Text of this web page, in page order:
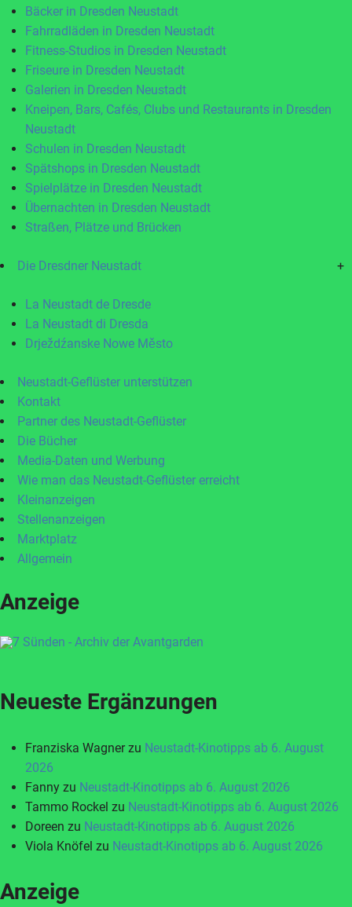
Bäcker in Dresden Neustadt
Fahrradläden in Dresden Neustadt
Fitness-Studios in Dresden Neustadt
Friseure in Dresden Neustadt
Galerien in Dresden Neustadt
Kneipen, Bars, Cafés, Clubs und Restaurants in Dresden
Neustadt
Schulen in Dresden Neustadt
Spätshops in Dresden Neustadt
Spielplätze in Dresden Neustadt
Übernachten in Dresden Neustadt
Straßen, Plätze und Brücken
Die Dresdner Neustadt +
La Neustadt de Dresde
La Neustadt di Dresda
Drježdźanske Nowe Město
Neustadt-Geflüster unterstützen
Kontakt
Partner des Neustadt-Geflüster
Die Bücher
Media-Daten und Werbung
Wie man das Neustadt-Geflüster erreicht
Kleinanzeigen
Stellenanzeigen
Marktplatz
Allgemein
Anzeige
Neueste Ergänzungen
Franziska Wagnerzu Neustadt-Kinotipps ab 6. August
2026
Fanny zu Neustadt-Kinotipps ab 6. August 2026
Tammo Rockel zu Neustadt-Kinotipps ab 6. August 2026
Doreen zu Neustadt-Kinotipps ab 6. August 2026
Viola Knöfel zu Neustadt-Kinotipps ab 6. August 2026
Anzeige